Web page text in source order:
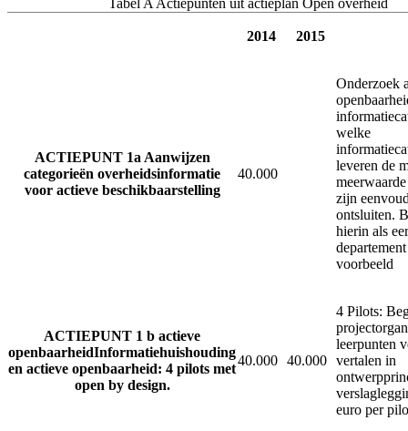
2014 2015
ACTIEPUNT 1a Aanwijzen
categorieën overheidsinformatie
voor actieve beschikbaarstelling
40.000
Onderzoek
welke
leveren de
zijn
ontsluiten.
hierin als
voorbeeld
ACTIEPUNT 1 b actieve
openbaarheidInformatiehuishouding
en actieve openbaarheid: 4 pilots met
open by design.
40.000 40.000
4 Pilots:
leerpunten
vertalen in
euro per